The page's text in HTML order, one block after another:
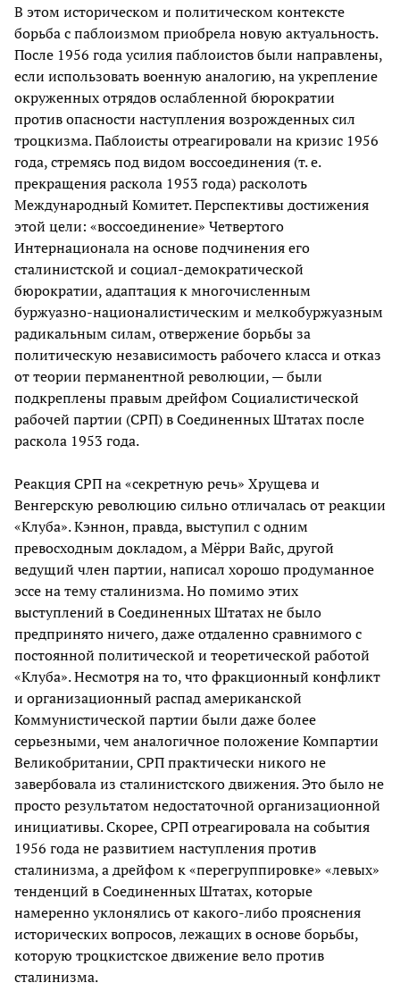
В этом историческом и политическом контексте
борьба с паблоизмом приобрела новую актуальность.
После 1956 года усилия паблоистов были направлены,
если использовать военную аналогию, на укрепление
окруженных отрядов ослабленной бюрократии
против опасности наступления возрожденных сил
троцкизма. Паблоисты отреагировали на кризис 1956
года, стремясь под видом воссоединения (т. е.
прекращения раскола 1953 года) расколоть
Международный Комитет. Перспективы достижения
этой цели: «воссоединение» Четвертого
Интернационала на основе подчинения его
сталинистской и социал-демократической
бюрократии, адаптация к многочисленным
буржуазно-националистическим и мелкобуржуазным
радикальным силам, отвержение борьбы за
политическую независимость рабочего класса и отказ
от теории перманентной революции, — были
подкреплены правым дрейфом Социалистической
рабочей партии (СРП) в Соединенных Штатах после
раскола 1953 года.
Реакция СРП на «секретную речь» Хрущева и
Венгерскую революцию сильно отличалась от реакции
«Клуба». Кэннон, правда, выступил с одним
превосходным докладом, а Мёрри Вайс, другой
ведущий член партии, написал хорошо продуманное
эссе на тему сталинизма. Но помимо этих
выступлений в Соединенных Штатах не было
предпринято ничего, даже отдаленно сравнимого с
постоянной политической и теоретической работой
«Клуба». Несмотря на то, что фракционный конфликт
и организационный распад американской
Коммунистической партии были даже более
серьезными, чем аналогичное положение Компартии
Великобритании, СРП практически никого не
завербовала из сталинистского движения. Это было не
просто результатом недостаточной организационной
инициативы. Скорее, СРП отреагировала на события
1956 года не развитием наступления против
сталинизма, а дрейфом к «перегруппировке» «левых»
тенденций в Соединенных Штатах, которые
намеренно уклонялись от какого-либо прояснения
исторических вопросов, лежащих в основе борьбы,
которую троцкистское движение вело против
сталинизма.